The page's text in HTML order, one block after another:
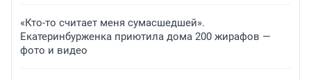
«Кто-то считает меня сумасшедшей».
Екатеринбурженка приютила дома 200 жирафов —
фото и видео